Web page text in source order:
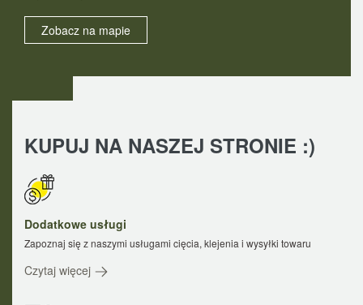
Zobacz na mapie
KUPUJ NA NASZEJ STRONIE :)
Dodatkowe usługi
Zapoznaj się z naszymi usługami cięcia, klejenia i wysyłki towaru
Czytaj więcej